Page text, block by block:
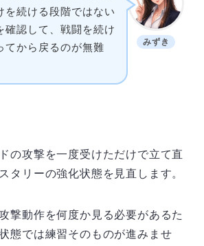
みずき
を続ける段階ではない
確認して、戦闘を続け
てから戻るのが無難
の攻撃を一度受けただけで立て直
タリーの強化状態を見直します。
撃動作を何度か見る必要があるた
態では練習そのものが進みませ